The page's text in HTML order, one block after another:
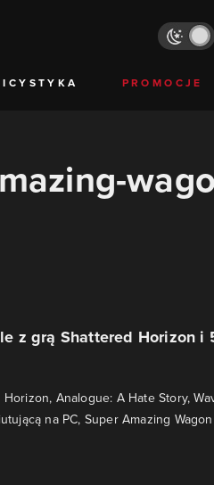
PROMOCJE
z grą Shattered Horizon i
Analogue: A Hate Story,
na PC, Super Amazing Wagon